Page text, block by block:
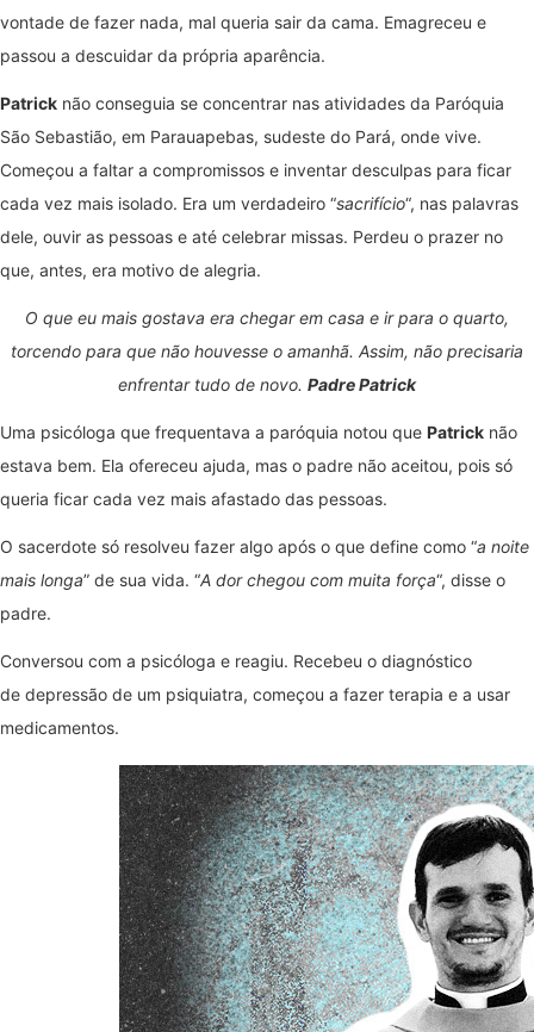
vontade de fazer nada, mal queria sair da cama. Emagreceu e
passou a descuidar da própria aparência.
Patrick não conseguia se concentrar nas atividades da Paróquia
São Sebastião, em Parauapebas, sudeste do Pará, onde vive.
Começou a faltar a compromissos e inventar desculpas para ficar
cada vez mais isolado. Era um verdadeiro “sacrifício“, nas palavras
dele, ouvir as pessoas e até celebrar missas. Perdeu o prazer no
que, antes, era motivo de alegria.
O que eu mais gostava era chegar em casa e ir para o quarto,
torcendo para que não houvesse o amanhã. Assim, não precisaria
enfrentar tudo de novo. Padre Patrick
Uma psicóloga que frequentava a paróquia notou que Patrick não
estava bem. Ela ofereceu ajuda, mas o padre não aceitou, pois só
queria ficar cada vez mais afastado das pessoas.
O sacerdote só resolveu fazer algo após o que define como “a noite
mais longa” de sua vida. “A dor chegou com muita força“, disse o
padre.
Conversou com a psicóloga e reagiu. Recebeu o diagnóstico
de depressão de um psiquiatra, começou a fazer terapia e a usar
medicamentos.